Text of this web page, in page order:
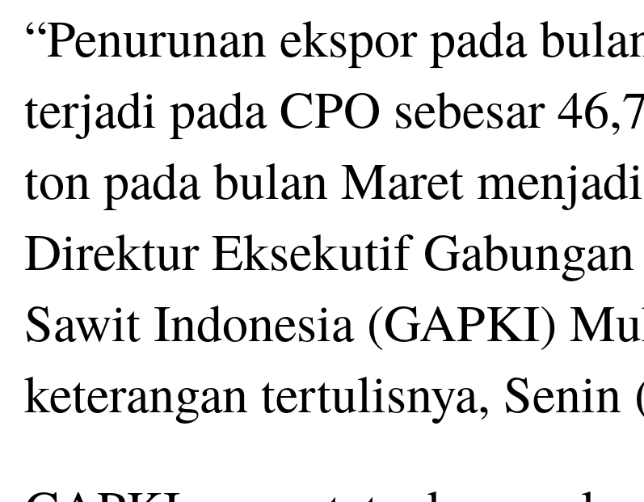
“Penurunan ekspor pada
terjadi pada CPO sebesar
ton pada bulan Maret
Direktur Eksekutif Gabungan
Sawit Indonesia (GAPKI)
keterangan tertulisnya,